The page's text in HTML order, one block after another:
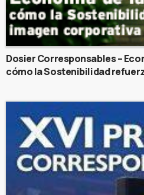
Dosier Corresponsables –
cómo la Sostenibilidad